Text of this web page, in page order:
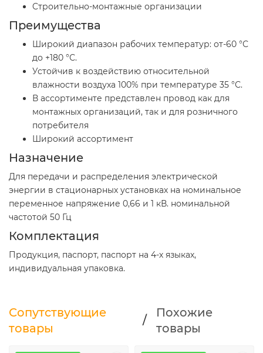
Cтроительно-монтажные организации
Преимущества
Широкий диапазон рабочих температур: от-60 °С
до +180 °С.
Устойчив к воздействию относительной
влажности воздуха 100% при температуре 35 °С.
В ассортименте представлен провод как для
монтажных организаций, так и для розничного
потребителя
Широкий ассортимент
Назначение
Для передачи и распределения электрической
энергии в стационарных установках на номинальное
переменное напряжение 0,66 и 1 кВ. номинальной
частотой 50 Гц
Комплектация
Продукция, паспорт, паспорт на 4-х языках,
индивидуальная упаковка.
Сопутствующие
товары
/
Похожие
товары